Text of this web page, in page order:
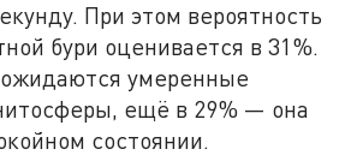
При этом вероятность
бури оценивается в 31%.
умеренные
ещё в 29% — она
состоянии.